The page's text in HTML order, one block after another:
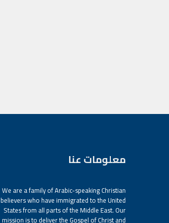
معلومات عنا
We are a family of Arabic-speaking Christian
believers who have immigrated to the United
States from all parts of the Middle East. Our
mission is to deliver the Gospel of Christ and